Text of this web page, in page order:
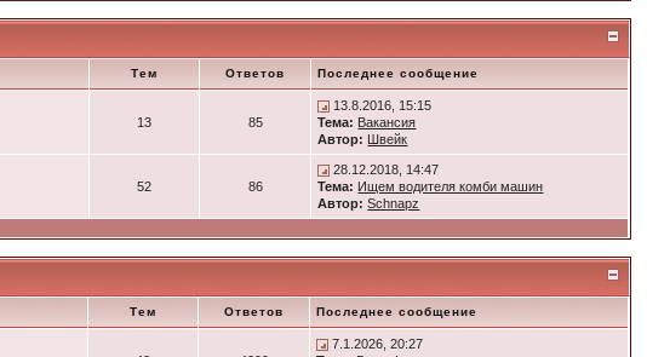
Тем Ответов Последнее сообщение
13 85
13.8.2016, 15:15
Тема: Вакансия
Автор: Швейк
52 86
28.12.2018, 14:47
Тема: Ищем водителя комби машин
Автор: Schnapz
Тем Ответов Последнее сообщение
7.1.2026, 20:27